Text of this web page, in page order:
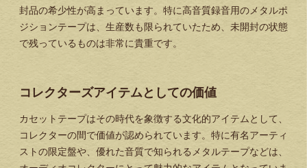
封品の希少性が高まっています。特に高音質録音用のメタルポ
ジションテープは、生産数も限られていたため、未開封の状態
で残っているものは非常に貴重です。
コレクターズアイテムとしての価値
カセットテープはその時代を象徴する文化的アイテムとして、
コレクターの間で価値が認められています。特に有名アーティ
ストの限定盤や、優れた音質で知られるメタルテープなどは、